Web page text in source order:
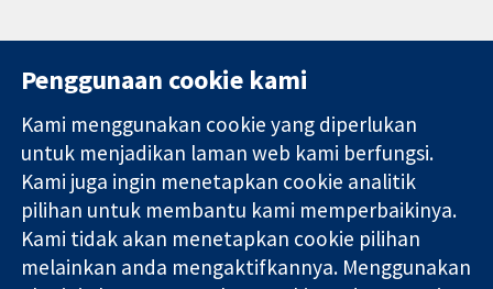
Bukti yang
dipercayai.
keputusan
termaklum
Kesihatan yang
11-13 Cavendish
Square
London
W1G 0AN
United Kingdom
Hubungi kita
Berita
Pejabat
akhbar
Perihal Kami
Pekerjaan
Penggunaan cookie kami
Kami menggunakan cookie yang diperlukan
untuk menjadikan laman web kami berfungsi.
Kami juga ingin menetapkan cookie analitik
pilihan untuk membantu kami memperbaikinya.
Kami tidak akan menetapkan cookie pilihan
melainkan anda mengaktifkannya. Menggunakan